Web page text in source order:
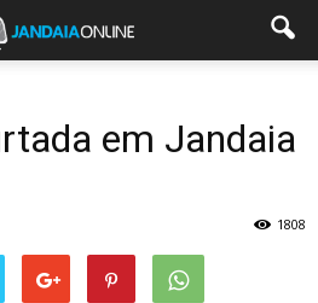
em Jandaia
1808